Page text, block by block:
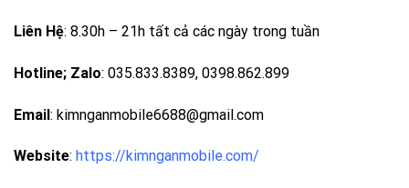
Liên Hệ: 8.30h – 21h tất cả các ngày trong tuần
Hotline; Zalo: 035.833.8389, 0398.862.899
Email: kimnganmobile6688@gmail.com
Website: https://kimnganmobile.com/